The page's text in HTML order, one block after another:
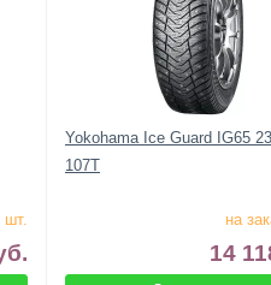
шт.
Yokohama Ice Guard IG65
107T
на
14